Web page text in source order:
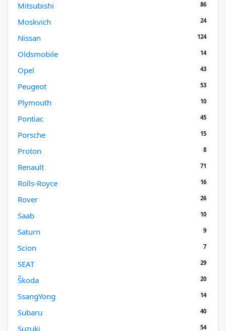
Mitsubishi 86
Moskvich 24
Nissan 124
Oldsmobile 14
Opel 43
Peugeot 53
Plymouth 10
Pontiac 45
Porsche 15
Proton 8
Renault 71
Rolls-Royce 16
Rover 26
Saab 10
Saturn 9
Scion 7
SEAT 29
Škoda 20
SsangYong 14
Subaru 40
Suzuki 54